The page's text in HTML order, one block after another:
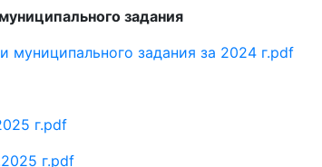
задания
муниципального задания за 2024 г.pdf
г.pdf
г.pdf